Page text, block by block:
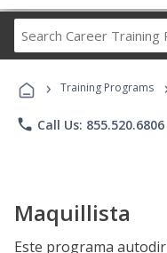
› Training Programs
phone Call Us: 855.520.6806
Maquillista
Este programa